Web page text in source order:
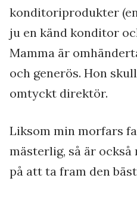
konditoriprodukter
ju en känd konditor
Mamma är
och generös. Hon
omtyckt direktör.
Liksom min morfars
mästerlig, så är
på att ta fram den